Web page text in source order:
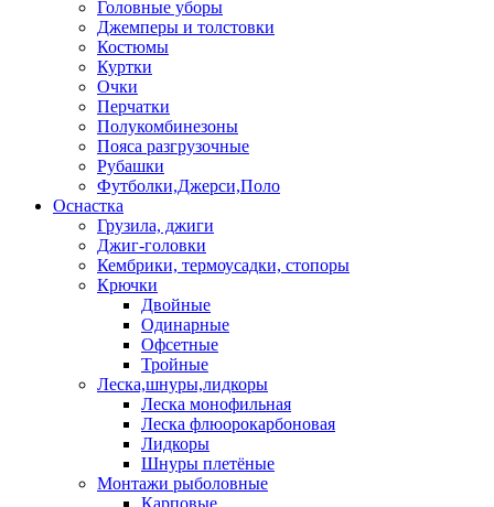
Головные уборы
Джемперы и толстовки
Костюмы
Куртки
Очки
Перчатки
Полукомбинезоны
Пояса разгрузочные
Рубашки
Футболки,Джерси,Поло
Оснастка
Грузила, джиги
Джиг-головки
Кембрики, термоусадки, стопоры
Крючки
Двойные
Одинарные
Офсетные
Тройные
Леска,шнуры,лидкоры
Леска монофильная
Леска флюорокарбоновая
Лидкоры
Шнуры плетёные
Монтажи рыболовные
Карповые